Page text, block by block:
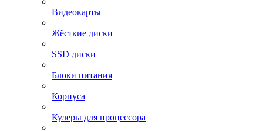
Видеокарты
Жёсткие диски
SSD диски
Блоки питания
Корпуса
Кулеры для процессора